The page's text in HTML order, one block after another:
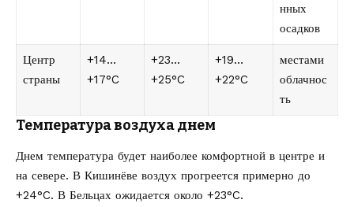
нных
осадков
Центр
страны
+14…
+17°C
+23…
+25°C
+19…
+22°C
местами
облачнос
ть
Температура воздуха днем
Днем температура будет наиболее комфортной в центре и
на севере. В Кишинёве воздух прогреется примерно до
+24°C. В Бельцах ожидается около +23°C.